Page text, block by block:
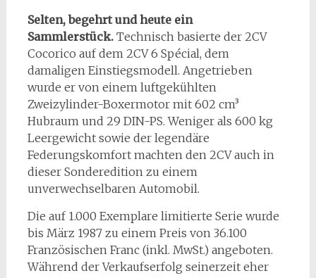
Selten, begehrt und heute ein
Sammlerstück. Technisch basierte der 2CV
Cocorico auf dem 2CV 6 Spécial, dem
damaligen Einstiegsmodell. Angetrieben
wurde er von einem luftgekühlten
Zweizylinder-Boxermotor mit 602 cm³
Hubraum und 29 DIN-PS. Weniger als 600 kg
Leergewicht sowie der legendäre
Federungskomfort machten den 2CV auch in
dieser Sonderedition zu einem
unverwechselbaren Automobil.
Die auf 1.000 Exemplare limitierte Serie wurde
bis März 1987 zu einem Preis von 36.100
Französischen Franc (inkl. MwSt.) angeboten.
Während der Verkaufserfolg seinerzeit eher